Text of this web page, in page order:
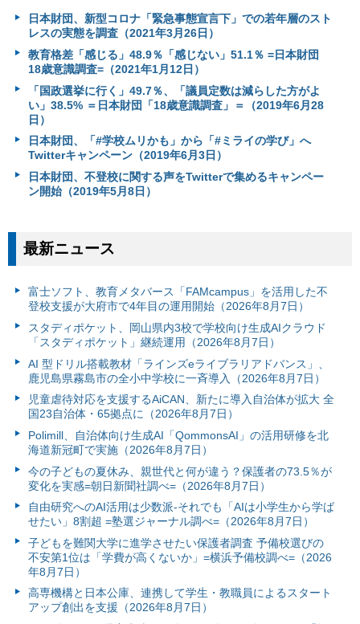
日本財団、新型コロナ「緊急事態宣言下」での若年層のスト
レスの実態を調査（2021年3月26日）
教育格差「感じる」48.9％「感じない」51.1％ =日本財団
18歳意識調査=（2021年1月12日）
「国政選挙に行く」49.7％、「議員定数は減らした方がよ
い」38.5% ＝日本財団「18歳意識調査」＝（2019年6月28
日）
日本財団、「#学校ムリかも」から「#ミライの学び」へ
Twitterキャンペーン（2019年6月3日）
日本財団、不登校に関する声をTwitterで集めるキャンペー
ン開始（2019年5月8日）
最新ニュース
富⼠ソフト、教育メタバース「FAMcampus」を活用した不
登校支援が大府市で4年目の運用開始（2026年8月7日）
スタディポケット、岡山県内3校で学校向け生成AIクラウド
「スタディポケット」継続運用（2026年8月7日）
AI 型ドリル搭載教材「ラインズeライブラリアドバンス」、
鹿児島県霧島市の全小中学校に一斉導入（2026年8月7日）
児童虐待対応を支援するAiCAN、新たに導入自治体が拡大 全
国23自治体・65拠点に（2026年8月7日）
Polimill、自治体向け生成AI「QommonsAI」の活用研修を北
海道新冠町で実施（2026年8月7日）
今の子どもの夏休み、親世代と何が違う？保護者の73.5％が
変化を実感=朝日新聞社調べ=（2026年8月7日）
自由研究へのAI活用は少数派-それでも「AIは小学生から学ば
せたい」8割超 =塾選ジャーナル調べ=（2026年8月7日）
子どもを難関大学に進学させたい保護者調査 予備校選びの
不安第1位は「学費が高くないか」=横浜予備校調べ=（2026
年8月7日）
高専機構と日本公庫、連携して学生・教職員によるスタート
アップ創出を支援（2026年8月7日）